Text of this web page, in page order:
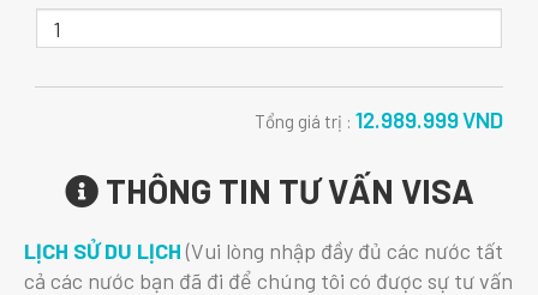
Tổng giá trị : 12.989.999VND
THÔNG TIN TƯ VẤN VISA
LỊCH SỬ DU LỊCH(Vui lòng nhập đầy đủ các nước tất
cả các nước bạn đã đi để chúng tôi có được sự tư vấn